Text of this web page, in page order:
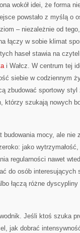
wokół idei, że forma
powstało z myślą o
– niezależnie od
łączy w sobie klimat
haseł stawia na
i Wałcz. W centrum tej
siebie w codziennym
zbudować sportowy
którzy szukają nowych
budowania mocy, ale nie
jako
regularności nawet
do osób interesujących
łączą różne dyscypliny
Jeśli ktoś szuka
jak dobrać